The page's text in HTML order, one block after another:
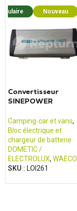
Nouveau
Convertisseur
SINEPOWER
Camping-car et vans,
Bloc électrique et
chargeur de batterie
DOMETIC /
ELECTROLUX, WAECO
SKU : LOI261